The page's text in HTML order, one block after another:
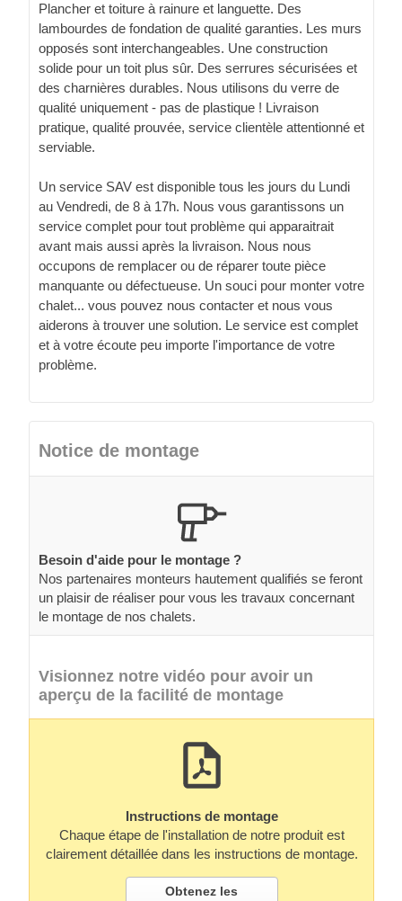
Plancher et toiture à rainure et languette. Des
lambourdes de fondation de qualité garanties. Les murs
opposés sont interchangeables. Une construction
solide pour un toit plus sûr. Des serrures sécurisées et
des charnières durables. Nous utilisons du verre de
qualité uniquement - pas de plastique ! Livraison
pratique, qualité prouvée, service clientèle attentionné et
serviable.
Un service SAV est disponible tous les jours du Lundi
au Vendredi, de 8 à 17h. Nous vous garantissons un
service complet pour tout problème qui apparaitrait
avant mais aussi après la livraison. Nous nous
occupons de remplacer ou de réparer toute pièce
manquante ou défectueuse. Un souci pour monter votre
chalet... vous pouvez nous contacter et nous vous
aiderons à trouver une solution. Le service est complet
et à votre écoute peu importe l'importance de votre
problème.
Notice de montage
Besoin d'aide pour le montage ?
Nos partenaires monteurs hautement qualifiés se feront
un plaisir de réaliser pour vous les travaux concernant
le montage de nos chalets.
Visionnez notre vidéo pour avoir un
aperçu de la facilité de montage
Instructions de montage
Chaque étape de l'installation de notre produit est
clairement détaillée dans les instructions de montage.
Obtenez les